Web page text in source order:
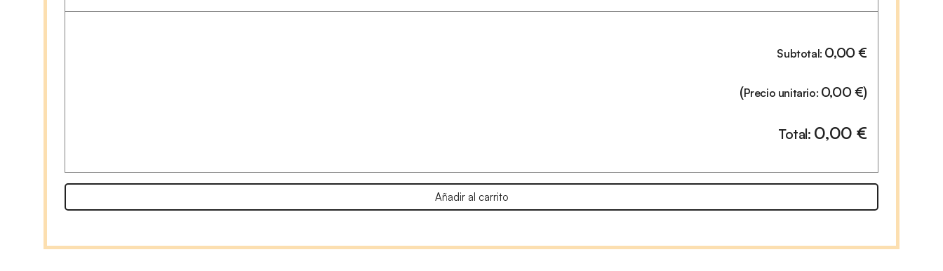
Subtotal: 0,00€
(Precio unitario: 0,00€)
Total: 0,00€
Añadir al carrito